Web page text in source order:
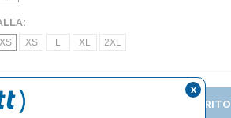
XS L XL 2XL
AÑADIR AL CARRITO
x